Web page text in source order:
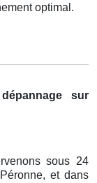
optimal.
sur
sous 24
et dans